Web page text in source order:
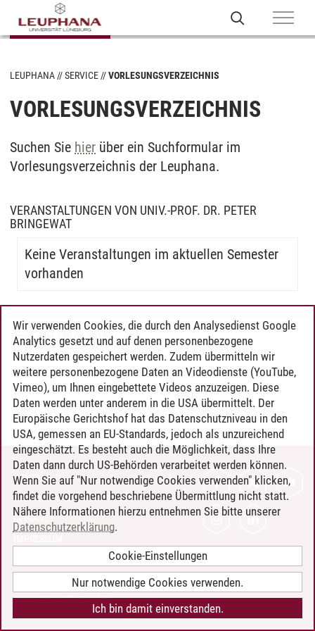
LEUPHANA SERVICE VORLESUNGSVERZEICHNIS
VORLESUNGSVERZEICHNIS
Suchen Sie hier über ein Suchformular im
Vorlesungsverzeichnis der Leuphana.
VERANSTALTUNGEN VON UNIV.-PROF. DR. PETER
BRINGEWAT
Keine Veranstaltungen im aktuellen Semester
vorhanden
Timo Leder/30.06.2024
KONTAKT
LEUPHANA ALS ARBEITGEBER
INTRANET
BARRIEREFREIHEIT
COOKIE-EINSTELLUNGEN
Wir verwenden Cookies, die durch den Analysedienst Google
Analytics gesetzt und auf denen personenbezogene
Nutzerdaten gespeichert werden. Zudem übermitteln wir
weitere personenbezogene Daten an Videodienste (YouTube,
Vimeo), um Ihnen eingebettete Videos anzuzeigen. Diese
Daten werden unter anderem in die USA übermittelt. Der
Europäische Gerichtshof hat das Datenschutzniveau in den
USA, gemessen an EU-Standards, jedoch als unzureichend
eingeschätzt. Es besteht auch die Möglichkeit, dass Ihre
Daten dann durch US-Behörden verarbeitet werden können.
Wenn Sie auf "Nur notwendige Cookies verwenden" klicken,
findet die vorgehend beschriebene Übermittlung nicht statt.
Nähere Informationen hierzu entnehmen Sie bitte unserer
Datenschutzerklärung.
Cookie-Einstellungen
Nur notwendige Cookies verwenden.
Ich bin damit einverstanden.